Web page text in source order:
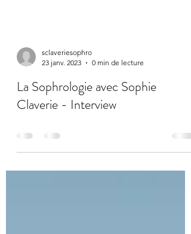
sclaveriesophro
23 janv. 2023
0 min de lecture
Claverie - Interview